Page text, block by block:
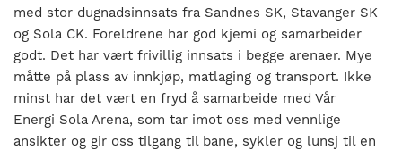
med stor dugnadsinnsats fra Sandnes SK, Stavanger SK
og Sola CK. Foreldrene har god kjemi og samarbeider
godt. Det har vært frivillig innsats i begge arenaer. Mye
måtte på plass av innkjøp, matlaging og transport. Ikke
minst har det vært en fryd å samarbeide med Vår
Energi Sola Arena, som tar imot oss med vennlige
ansikter og gir oss tilgang til bane, sykler og lunsj til en